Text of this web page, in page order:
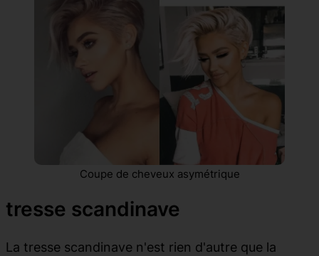
Coupe de cheveux asymétrique
tresse scandinave
La tresse scandinave n'est rien d'autre que la